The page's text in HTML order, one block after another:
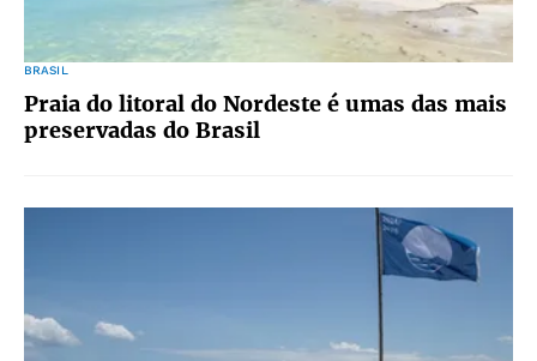
BRASIL
Praia do litoral do Nordeste é umas das mais
preservadas do Brasil